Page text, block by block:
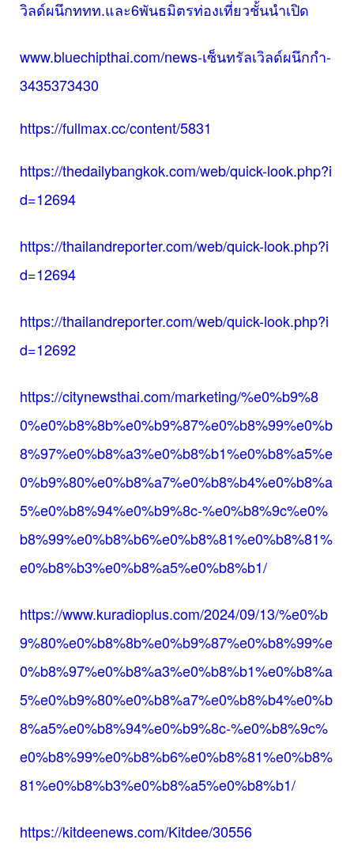
วิลด์ผนึกททท.และ6พันธมิตรท่องเที่ยวชั้นนำเปิด
www.bluechipthai.com/news-เซ็นทรัลเวิลด์ผนึกกำ-
3435373430
https://fullmax.cc/content/5831
https://thedailybangkok.com/web/quick-look.php?i
d=12694
https://thailandreporter.com/web/quick-look.php?i
d=12694
https://thailandreporter.com/web/quick-look.php?i
d=12692
https://citynewsthai.com/marketing/%e0%b9%8
0%e0%b8%8b%e0%b9%87%e0%b8%99%e0%b
8%97%e0%b8%a3%e0%b8%b1%e0%b8%a5%e
0%b9%80%e0%b8%a7%e0%b8%b4%e0%b8%a
5%e0%b8%94%e0%b9%8c-%e0%b8%9c%e0%
b8%99%e0%b8%b6%e0%b8%81%e0%b8%81%
e0%b8%b3%e0%b8%a5%e0%b8%b1/
https://www.kuradioplus.com/2024/09/13/%e0%b
9%80%e0%b8%8b%e0%b9%87%e0%b8%99%e
0%b8%97%e0%b8%a3%e0%b8%b1%e0%b8%a
5%e0%b9%80%e0%b8%a7%e0%b8%b4%e0%b
8%a5%e0%b8%94%e0%b9%8c-%e0%b8%9c%
e0%b8%99%e0%b8%b6%e0%b8%81%e0%b8%
81%e0%b8%b3%e0%b8%a5%e0%b8%b1/
https://kitdeenews.com/Kitdee/30556